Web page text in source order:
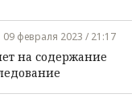
09 февраля 2023 / 21:17
на содержание